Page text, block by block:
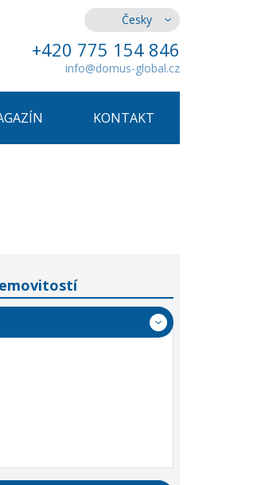
Česky
+420 775 154 846
info@domus-global.cz
KONTAKT